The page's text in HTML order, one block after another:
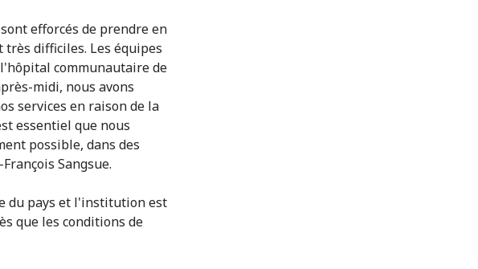
efforcés de prendre en
très difficiles. Les équipes
communautaire de
midi, nous avons
services en raison de la
essentiel que nous
possible, dans des
Sangsue.
du pays et l'institution est
que les conditions de